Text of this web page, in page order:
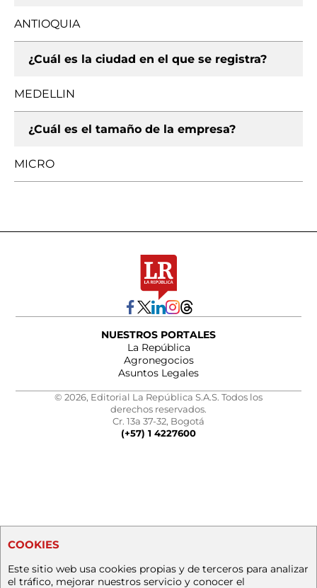
ANTIOQUIA
¿Cuál es la ciudad en el que se registra?
MEDELLIN
¿Cuál es el tamaño de la empresa?
MICRO
NUESTROS PORTALES
La República
Agronegocios
Asuntos Legales
© 2026, Editorial La República S.A.S. Todos los
derechos reservados.
Cr. 13a 37-32, Bogotá
(+57) 1 4227600
COOKIES
Este sitio web usa cookies propias y de terceros para analizar
el tráfico, mejorar nuestros servicio y conocer el